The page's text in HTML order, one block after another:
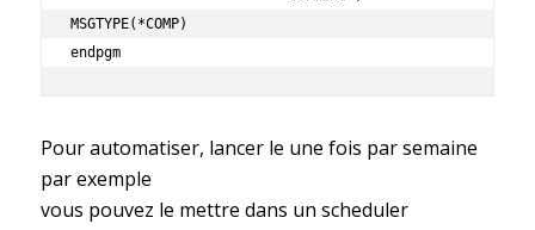
MSGTYPE(*COMP)
endpgm
Pour automatiser, lancer le une fois par semaine
par exemple
vous pouvez le mettre dans un scheduler